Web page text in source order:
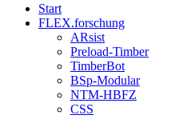
Start
FLEX.forschung
ARsist
Preload-Timber
TimberBot
BSp-Modular
NTM-HBFZ
CSS